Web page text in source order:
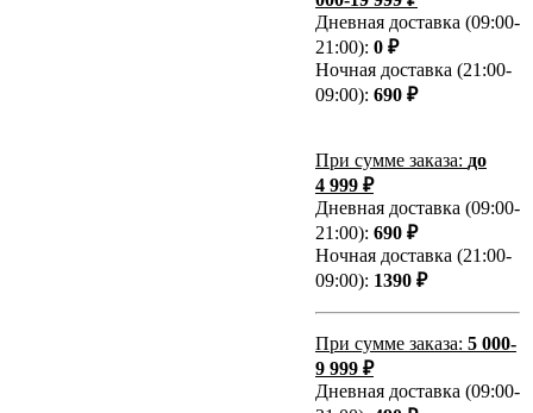
Дневная доставка (09:00-
21:00): 0 ₽
Ночная доставка (21:00-
09:00): 690 ₽
При сумме заказа: до
4 999 ₽
Дневная доставка (09:00-
21:00): 690 ₽
Ночная доставка (21:00-
09:00): 1390 ₽
При сумме заказа: 5 000-
9 999 ₽
Дневная доставка (09:00-